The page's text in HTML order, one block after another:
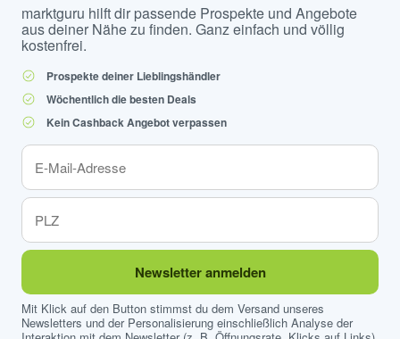
marktguru hilft dir passende Prospekte und Angebote
aus deiner Nähe zu finden. Ganz einfach und völlig
kostenfrei.
Prospekte deiner Lieblingshändler
Wöchentlich die besten Deals
Kein Cashback Angebot verpassen
Newsletter anmelden
Mit Klick auf den Button stimmst du dem Versand unseres
Newsletters und der Personalisierung einschließlich Analyse der